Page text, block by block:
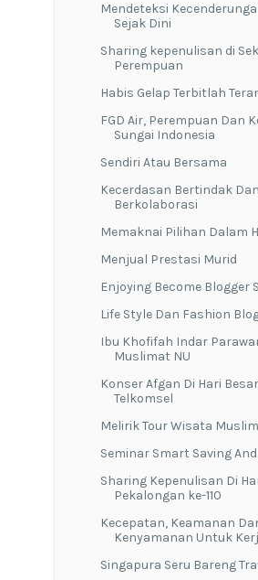
Mendeteksi
Sejak Dini
Sharing kepenulisan di
Perempuan
Habis Gelap Terbitlah
FGD Air, Perempuan Dan
Sungai Indonesia
Sendiri Atau Bersama
Kecerdasan Bertindak Dan
Berkolaborasi
Memaknai Pilihan Dalam
Menjual Prestasi Murid
Enjoying Become Blogger
Life Style Dan Fashion
Ibu Khofifah Indar
Muslimat NU
Konser Afgan Di Hari
Telkomsel
Melirik Tour Wisata
Seminar Smart Saving
Sharing Kepenulisan Di
Pekalongan ke-110
Kecepatan, Keamanan
Kenyamanan Untuk
Singapura Seru Bareng